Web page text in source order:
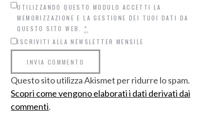
UTILIZZANDO QUESTO MODULO ACCETTI LA
MEMORIZZAZIONE E LA GESTIONE DEI TUOI DATI DA
QUESTO SITO WEB.*
ISCRIVITI ALLA NEWSLETTER MENSILE
Questo sito utilizza Akismet per ridurre lo spam.
Scopri come vengono elaborati i dati derivati dai
commenti.